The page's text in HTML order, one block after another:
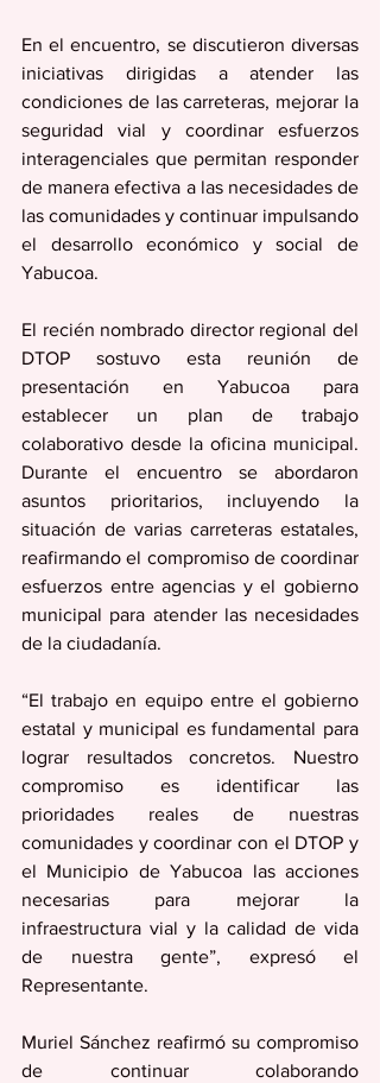
En el encuentro, se discutieron diversas
iniciativas dirigidas a atender las
condiciones de las carreteras, mejorar la
seguridad vial y coordinar esfuerzos
interagenciales que permitan responder
de manera efectiva a las necesidades de
las comunidades y continuar impulsando
el desarrollo económico y social de
Yabucoa.
El recién nombrado director regional del
DTOP sostuvo esta reunión de
presentación en Yabucoa para
establecer un plan de trabajo
colaborativo desde la oficina municipal.
Durante el encuentro se abordaron
asuntos prioritarios, incluyendo la
situación de varias carreteras estatales,
reafirmando el compromiso de coordinar
esfuerzos entre agencias y el gobierno
municipal para atender las necesidades
de la ciudadanía.
“El trabajo en equipo entre el gobierno
estatal y municipal es fundamental para
lograr resultados concretos. Nuestro
compromiso es identificar las
prioridades reales de nuestras
comunidades y coordinar con el DTOP y
el Municipio de Yabucoa las acciones
necesarias para mejorar la
infraestructura vial y la calidad de vida
de nuestra gente”, expresó el
Representante.
Muriel Sánchez reafirmó su compromiso
de continuar colaborando